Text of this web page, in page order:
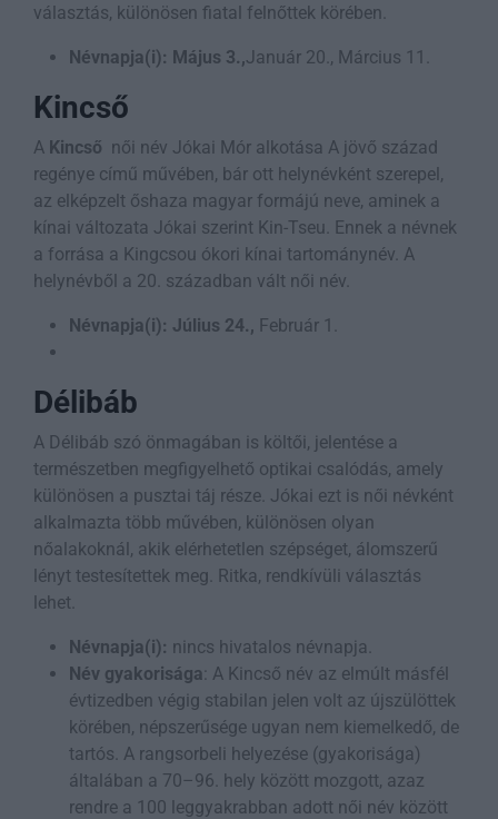
választás, különösen fiatal felnőttek körében.
Névnapja(i): Május 3.,Január 20., Március 11.
Kincső
A Kincső női név Jókai Mór alkotása A jövő század
regénye című művében, bár ott helynévként szerepel,
az elképzelt őshaza magyar formájú neve, aminek a
kínai változata Jókai szerint Kin-Tseu. Ennek a névnek
a forrása a Kingcsou ókori kínai tartománynév. A
helynévből a 20. században vált női név.
Névnapja(i): Július 24., Február 1.
Délibáb
A Délibáb szó önmagában is költői, jelentése a
természetben megfigyelhető optikai csalódás, amely
különösen a pusztai táj része. Jókai ezt is női névként
alkalmazta több művében, különösen olyan
nőalakoknál, akik elérhetetlen szépséget, álomszerű
lényt testesítettek meg. Ritka, rendkívüli választás
lehet.
Névnapja(i): nincs hivatalos névnapja.
Név gyakorisága: A Kincső név az elmúlt másfél
évtizedben végig stabilan jelen volt az újszülöttek
körében, népszerűsége ugyan nem kiemelkedő, de
tartós. A rangsorbeli helyezése (gyakorisága)
általában a 70–96. hely között mozgott, azaz
rendre a 100 leggyakrabban adott női név között